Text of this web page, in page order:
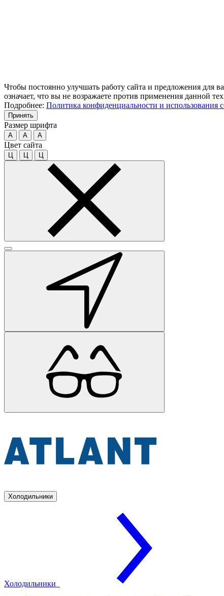
Чтобы постоянно улучшать работу сайта и предложения для
означает, что вы не возражаете против применения данной
Подробнее: Политика конфиденциальности и использования
Принять
Размер шрифта
A A A
Цвет сайта
Ц Ц Ц
Холодильники
Холодильники